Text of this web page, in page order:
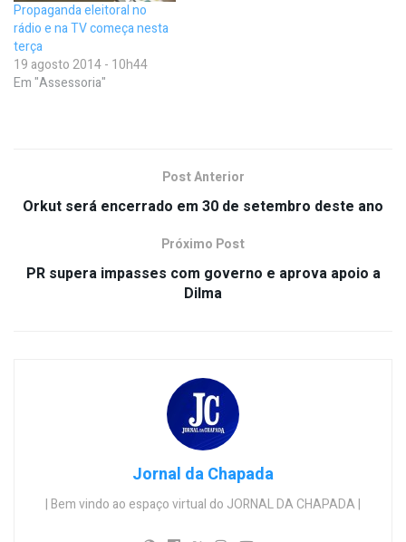
Propaganda eleitoral no
rádio e na TV começa nesta
terça
19 agosto 2014 - 10h44
Em "Assessoria"
Post Anterior
Orkut será encerrado em 30 de setembro deste ano
Próximo Post
PR supera impasses com governo e aprova apoio a
Dilma
Jornal da Chapada
| Bem vindo ao espaço virtual do JORNAL DA CHAPADA |